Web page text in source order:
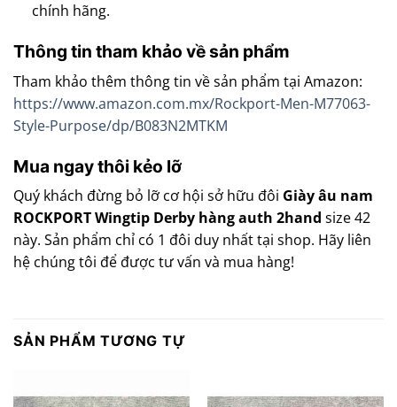
chính hãng.
Thông tin tham khảo về sản phẩm
Tham khảo thêm thông tin về sản phẩm tại Amazon:
https://www.amazon.com.mx/Rockport-Men-M77063-
Style-Purpose/dp/B083N2MTKM
Mua ngay thôi kẻo lỡ
Quý khách đừng bỏ lỡ cơ hội sở hữu đôi Giày âu nam
ROCKPORT Wingtip Derby hàng auth 2hand size 42
này. Sản phẩm chỉ có 1 đôi duy nhất tại shop. Hãy liên
hệ chúng tôi để được tư vấn và mua hàng!
SẢN PHẨM TƯƠNG TỰ